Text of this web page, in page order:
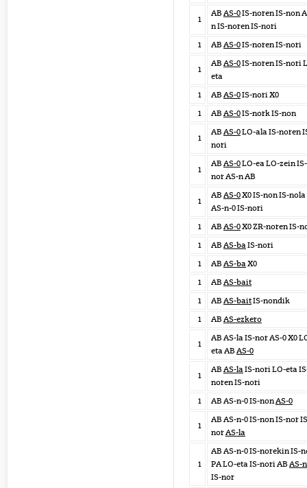
1
AB AS-0IS-noren IS-non
n IS-noren IS-nori
1
AB AS-0IS-noren IS-nori
1
AB AS-0IS-noren IS-nori
eta
1
AB AS-0IS-nori X0
1
AB AS-0IS-nork IS-non
1
AB AS-0LO-ala IS-noren
nori
1
AB AS-0LO-ea LO-zein IS-
nor AS-n AB
1
AB AS-0X0 IS-non IS-nola
AS-n-0 IS-nori
1
AB AS-0X0 ZR-noren IS-
1
AB AS-baIS-nori
1
AB AS-baX0
1
AB AS-bait
1
AB AS-baitIS-nondik
1
AB AS-ezkero
1
AB AS-la IS-nor AS-0 X0
eta AB AS-0
1
AB AS-laIS-nori LO-eta
noren IS-nori
1
AB AS-n-0 IS-nonAS-0
1
AB AS-n-0 IS-non IS-nor
norAS-la
1
AB AS-n-0 IS-norekin IS-
PA LO-eta IS-nori AB AS-
IS-nor